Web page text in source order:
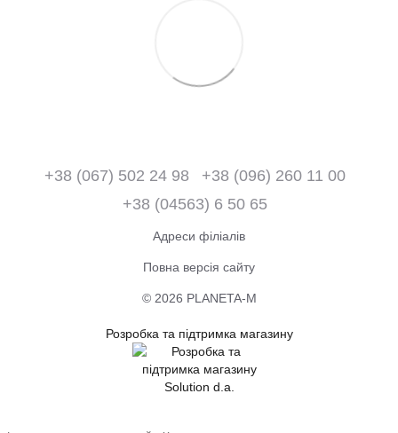
+38 (067) 502 24 98
+38 (096) 260 11 00
+38 (04563) 6 50 65
Адреси філіалів
Повна версія сайту
© 2026 PLANETA-M
Розробка та підтримка магазину